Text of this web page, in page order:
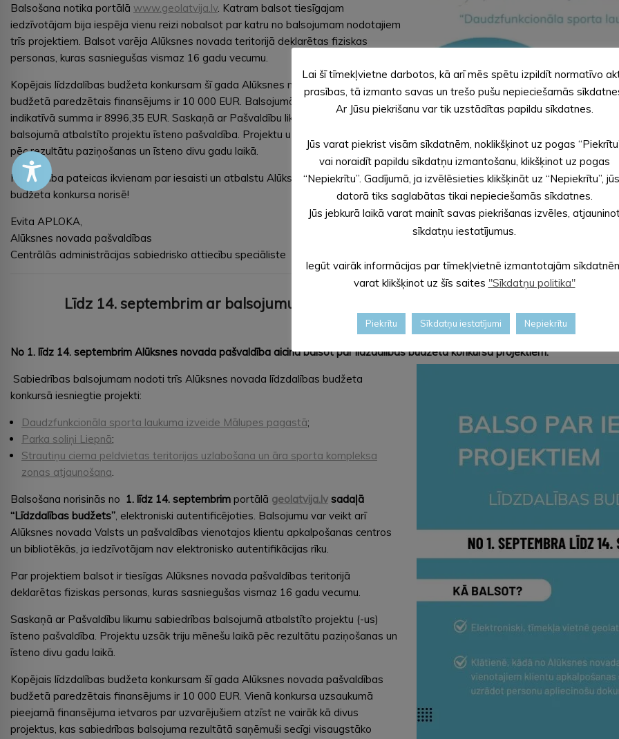
Balsošana notika portālā www.geolatvija.lv. Katram balsot tiesīgajam
iedzīvotājam bija iespēja vienu reizi nobalsot par katru no balsojumam nodotajiem
trīs projektiem. Balsot varēja Alūksnes novada teritorijā deklarētas fiziskas
personas, kuras sasniegušas vismaz 16 gadu vecumu.
Kopējais līdzdalības budžeta konkursam šī gada Alūksnes novada pašvaldības
budžetā paredzētais finansējums ir 10 000 EUR. Balsojumā uzvarējušā projekta
indikatīvā summa ir 8996,35 EUR. Saskaņā ar Pašvaldību likumu sabiedrības
balsojumā atbalstīto projektu īsteno pašvaldība. Projektu uzsāk triju mēnešu laikā
pēc rezultātu paziņošanas un īsteno divu gadu laikā.
Pašvaldība pateicas ikvienam par iesaisti un atbalstu Alūksnes novada līdzdalības
budžeta konkursa norisē!
Evita APLOKA,
Alūksnes novada pašvaldības
Centrālās administrācijas sabiedrisko attiecību speciāliste
Līdz 14. septembrim ar balsojumu var atbalstīt Alūksnes novada līdzdalības
No 1. līdz 14. septembrim Alūksnes novada pašvaldība aicina balsot par līdzdalības budžeta konkursa projektiem.
Sabiedrības balsojumam nodoti trīs Alūksnes novada līdzdalības budžeta
konkursā iesniegtie projekti:
Daudzfunkcionāla sporta laukuma izveide Mālupes pagastā;
Parka soliņi Liepnā;
Strautiņu ciema peldvietas teritorijas uzlabošana un āra sporta kompleksa
zonas atjaunošana
Balsošana norisinās no 1. līdz 14. septembrim portālā geolatvija.lv sadaļā
“Līdzdalības budžets” , elektroniski autentificējoties. Balsojumu var veikt arī
Alūksnes novada Valsts un pašvaldības vienotajos klientu apkalpošanas centros
un bibliotēkās, ja iedzīvotājam nav elektronisko autentifikācijas rīku.
Par projektiem balsot ir tiesīgas Alūksnes novada pašvaldības teritorijā
deklarētas fiziskas personas, kuras sasniegušas vismaz 16 gadu vecumu.
Saskaņā ar Pašvaldību likumu sabiedrības balsojumā atbalstīto projektu (-us)
īsteno pašvaldība. Projektu uzsāk triju mēnešu laikā pēc rezultātu paziņošanas un
īsteno divu gadu laikā.
Kopējais līdzdalības budžeta konkursam šī gada Alūksnes novada pašvaldības
budžetā paredzētais finansējums ir 10 000 EUR. Vienā konkursa uzsaukumā
pieejamā finansējuma ietvaros par uzvarējušiem atzīst ne vairāk kā divus
projektus, kas sabiedrības balsojuma rezultātā saņēmuši secīgi visaugstāko
Lai šī tīmekļvietne darbotos, kā arī mēs spētu izpildīt normatīvo
prasības, tā izmanto savas un trešo pušu nepieciešamās
Ar Jūsu piekrišanu var tik uzstādītas papildu sīkdatnes.
Jūs varat piekrist visām sīkdatnēm, noklikšķinot uz pogas
vai noraidīt papildu sīkdatņu izmantošanu, klikšķinot uz pogas
“Nepiekrītu”. Gadījumā, ja izvēlēsieties klikšķināt uz “Nepiekrītu”,
datorā tiks saglabātas tikai nepieciešamās sīkdatnes.
Jūs jebkurā laikā varat mainīt savas piekrišanas izvēles,
sīkdatņu iestatījumus.
Iegūt vairāk informācijas par tīmekļvietnē izmantotajām
varat klikšķinot uz šīs saites "Sīkdatņu politika"
Piekrītu Sīkdatņu iestatījumi Nepiekrītu